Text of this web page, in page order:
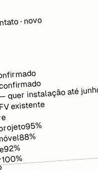
· novo
quer instalação até
existente
95%
88%
92%
100%